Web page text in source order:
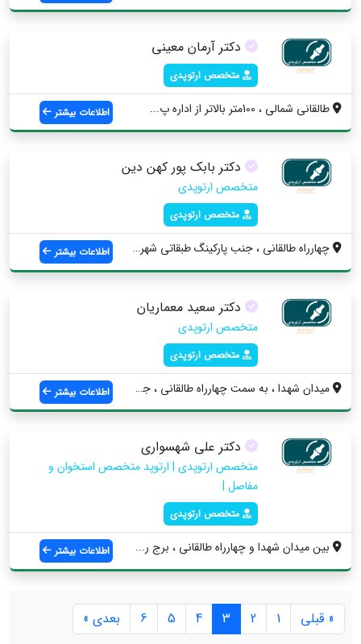
دکتر آرمان معینی
متخصص ارتوپدی
طالقانی شمالی ، 100متر بالاتر از اداره پ... اطلاعات بیشتر
دکتر بابک پور کهن دین
متخصص ارتوپدی
متخصص ارتوپدی
چهارراه طالقانی ، جنب پارکینگ طبقاتی شهر... اطلاعات بیشتر
دکتر سعید معماریان
متخصص ارتوپدی
متخصص ارتوپدی
ميدان شهدا ، به سمت چهارراه طالقانی ، جن... اطلاعات بیشتر
دکتر علی شهسواری
متخصص ارتوپدی | ارتوپد متخصص استخوان و
مفاصل |
متخصص ارتوپدی
بین میدان شهدا و چهارراه طالقانی ، برج ر... اطلاعات بیشتر
« قبلی 1
2
3
4
5
6 بعدی »